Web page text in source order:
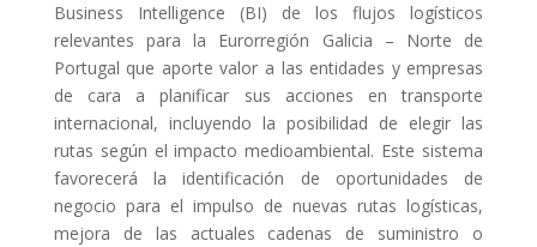
Business Intelligence (BI) de los flujos logísticos
relevantes para la Eurorregión Galicia – Norte de
Portugal que aporte valor a las entidades y empresas
de cara a planificar sus acciones en transporte
internacional, incluyendo la posibilidad de elegir las
rutas según el impacto medioambiental. Este sistema
favorecerá la identificación de oportunidades de
negocio para el impulso de nuevas rutas logísticas,
mejora de las actuales cadenas de suministro o